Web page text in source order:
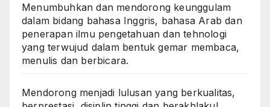
Menumbuhkan dan mendorong keunggulam
dalam bidang bahasa Inggris, bahasa Arab dan
penerapan ilmu pengetahuan dan tehnologi
yang terwujud dalam bentuk gemar membaca,
menulis dan berbicara.
Mendorong menjadi lulusan yang berkualitas,